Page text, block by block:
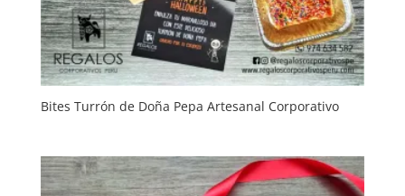
Bites Turrón de Doña Pepa Artesanal Corporativo